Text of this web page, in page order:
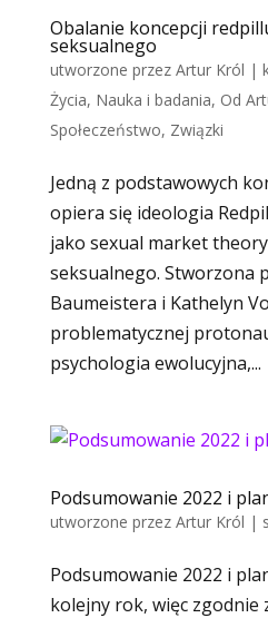
Obalanie koncepcji
seksualnego
utworzone przez Artur Król |
Życia, Nauka i badania, Od
Społeczeństwo, Związki
Jedną z podstawowych
opiera się ideologia
jako sexual market
seksualnego. Stworzona
Baumeistera i Kathelyn
problematycznej
psychologia ewolucyjna,...
Podsumowanie 2022 i
utworzone przez Artur Król |
Podsumowanie 2022 i
kolejny rok, więc zgodnie